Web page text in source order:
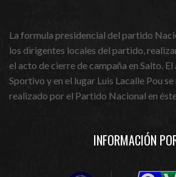
La formula presidencial del partido
los dirigentes locales del partido,
el acto de cierre de campaña en Salto.
Sportivo y en el lugar Luis Lacalle Pou
realizado por el Partido Nacional en
INFORMACIÓN